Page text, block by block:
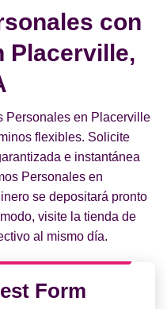
con
Placerville,
Personales en Placerville
flexibles. Solicite
e instantánea
Personales en
se depositará pronto
visite la tienda de
al mismo día.
Form